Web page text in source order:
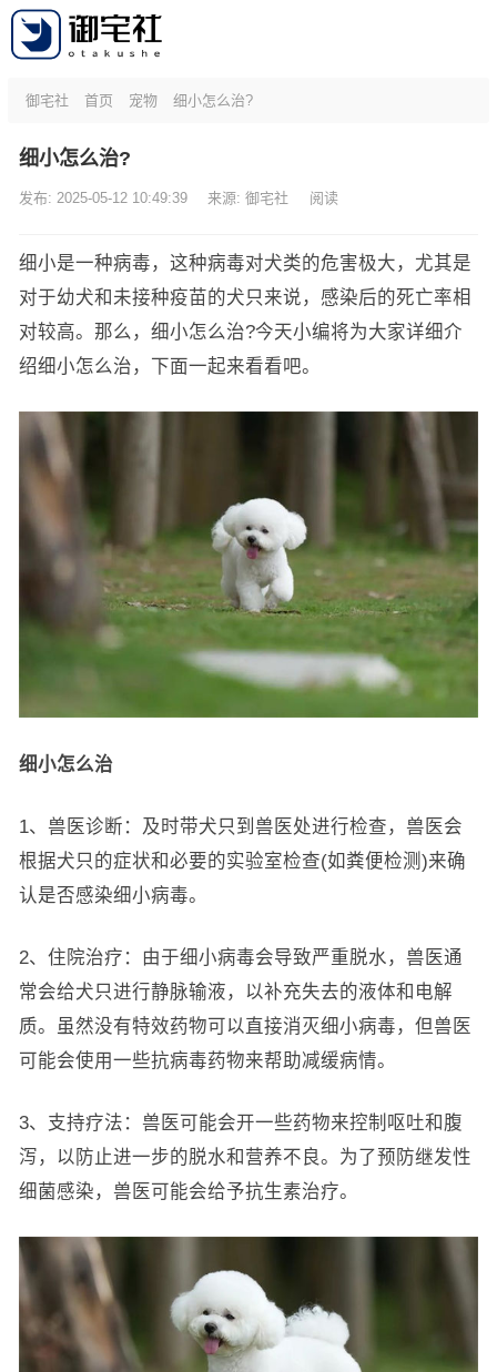
御宅社 首页 宠物 细小怎么治?
细小怎么治?
发布: 2025-05-12 10:49:39 来源: 御宅社 阅读
细小是一种病毒，这种病毒对犬类的危害极大，尤其是
对于幼犬和未接种疫苗的犬只来说，感染后的死亡率相
对较高。那么，细小怎么治?今天小编将为大家详细介
绍细小怎么治，下面一起来看看吧。
细小怎么治
1、兽医诊断：及时带犬只到兽医处进行检查，兽医会
根据犬只的症状和必要的实验室检查(如粪便检测)来确
认是否感染细小病毒。
2、住院治疗：由于细小病毒会导致严重脱水，兽医通
常会给犬只进行静脉输液，以补充失去的液体和电解
质。虽然没有特效药物可以直接消灭细小病毒，但兽医
可能会使用一些抗病毒药物来帮助减缓病情。
3、支持疗法：兽医可能会开一些药物来控制呕吐和腹
泻，以防止进一步的脱水和营养不良。为了预防继发性
细菌感染，兽医可能会给予抗生素治疗。